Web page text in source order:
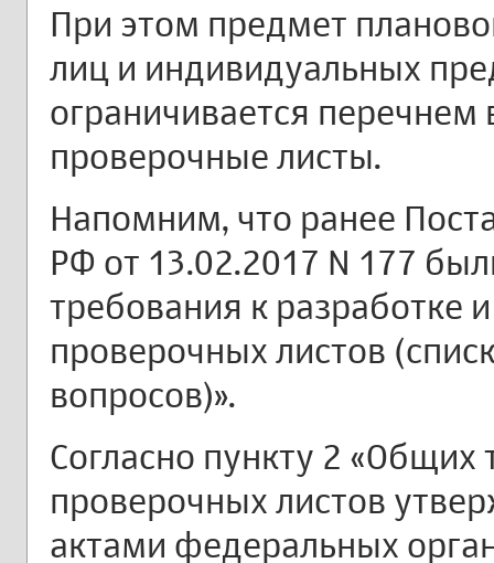
При этом предмет
лиц и индивидуальных
ограничивается
проверочные листы.
Напомним, что ранее
РФ от 13.02.2017 N 177
требования к разработке
проверочных листов
вопросов)».
Согласно пункту 2
проверочных листов
актами федеральных